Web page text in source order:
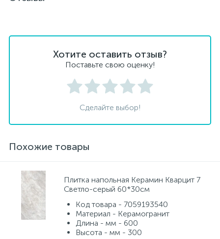
Хотите оставить отзыв?
Поставьте свою оценку!
Сделайте выбор!
Похожие товары
Плитка напольная Керамин Кварцит 7
Светло-серый 60*30см
Код товара - 7059193540
Материал - Керамогранит
Длина - мм - 600
Высота - мм - 300